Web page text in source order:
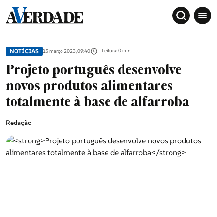
Sociedade
NOTÍCIAS 15 março 2023, 09:40 Leitura: 0 min
Projeto português desenvolve
novos produtos alimentares
totalmente à base de alfarroba
Redação